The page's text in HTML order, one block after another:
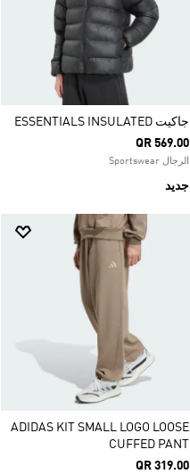
جاكيت ESSENTIALS INSULATED
QR 569.00
الرجال Sportswear
جديد
ADIDAS KIT SMALL LOGO LOOSE
CUFFED PANT
QR 319.00